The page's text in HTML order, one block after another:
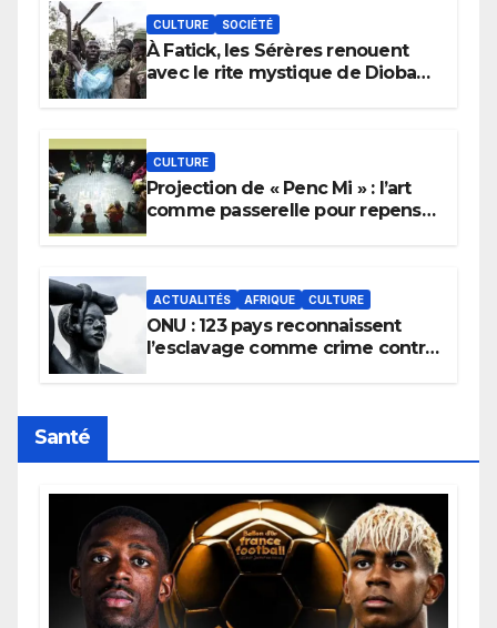
CULTURE SOCIÉTÉ
À Fatick, les Sérères renouent
avec le rite mystique de Diobaye
CULTURE
Projection de « Penc Mi » : l’art
comme passerelle pour repenser
ACTUALITÉS AFRIQUE CULTURE
ONU : 123 pays reconnaissent
l’esclavage comme crime contre
Santé